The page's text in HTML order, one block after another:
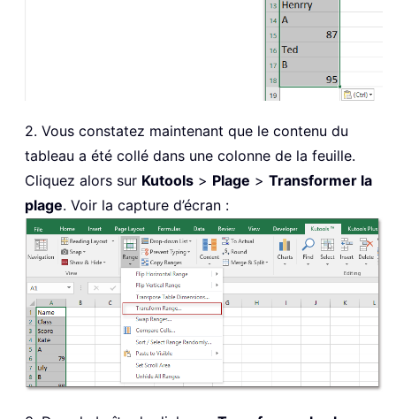
2. Vous constatez maintenant que le contenu du
tableau a été collé dans une colonne de la feuille.
Cliquez alors sur Kutools > Plage > Transformer la
plage. Voir la capture d’écran :